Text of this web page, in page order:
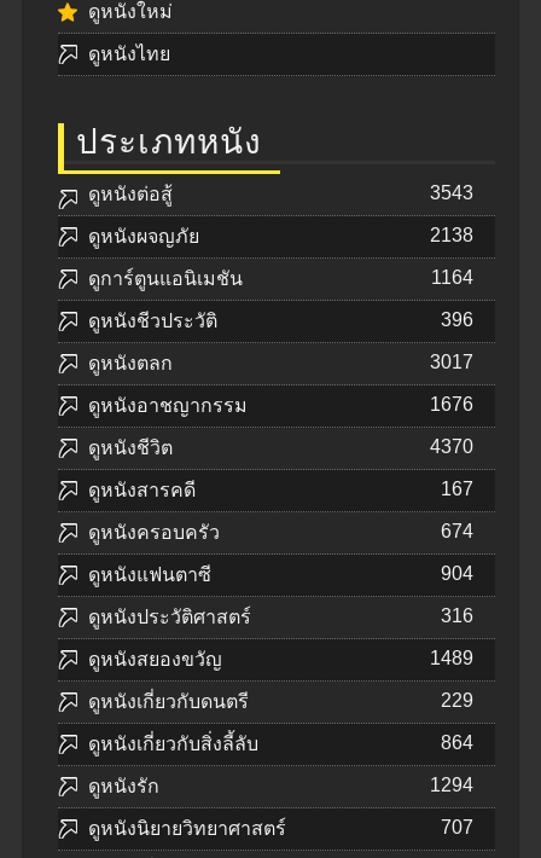
ดูหนังใหม่
ดูหนังไทย
ประเภทหนัง
ดูหนังต่อสู้ 3543
ดูหนังผจญภัย 2138
ดูการ์ตูนแอนิเมชัน 1164
ดูหนังชีวประวัติ 396
ดูหนังตลก 3017
ดูหนังอาชญากรรม 1676
ดูหนังชีวิต 4370
ดูหนังสารคดี 167
ดูหนังครอบครัว 674
ดูหนังแฟนตาซี 904
ดูหนังประวัติศาสตร์ 316
ดูหนังสยองขวัญ 1489
ดูหนังเกี่ยวกับดนตรี 229
ดูหนังเกี่ยวกับสิ่งลี้ลับ 864
ดูหนังรัก 1294
ดูหนังนิยายวิทยาศาสตร์ 707